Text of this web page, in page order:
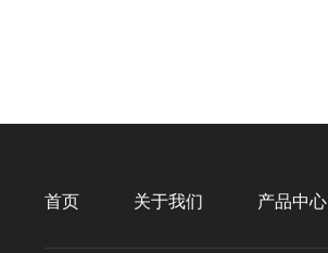
首页 关于我们 产品中心